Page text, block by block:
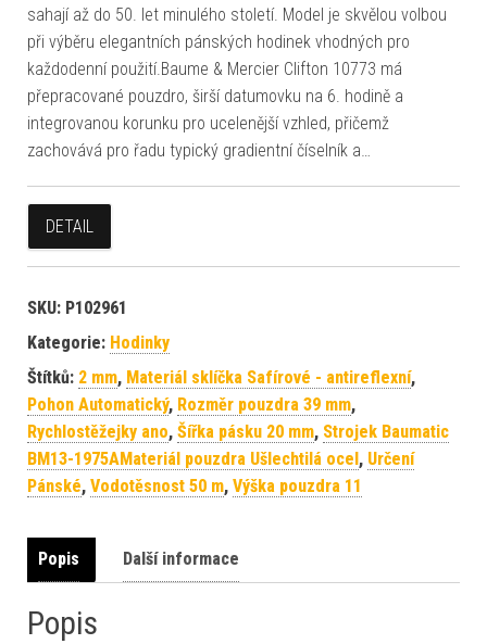
sahají až do 50. let minulého století. Model je skvělou volbou
při výběru elegantních pánských hodinek vhodných pro
každodenní použití.Baume & Mercier Clifton 10773 má
přepracované pouzdro, širší datumovku na 6. hodině a
integrovanou korunku pro ucelenější vzhled, přičemž
zachovává pro řadu typický gradientní číselník a…
DETAIL
SKU: P102961
Kategorie: Hodinky
Štítků: 2 mm, Materiál sklíčka Safírové - antireflexní,
Pohon Automatický, Rozměr pouzdra 39 mm,
Rychlostěžejky ano, Šířka pásku 20 mm, Strojek Baumatic
BM13-1975AMateriál pouzdra Ušlechtilá ocel , Určení
Pánské, Vodotěsnost 50 m, Výška pouzdra 11
Popis Další informace
Popis